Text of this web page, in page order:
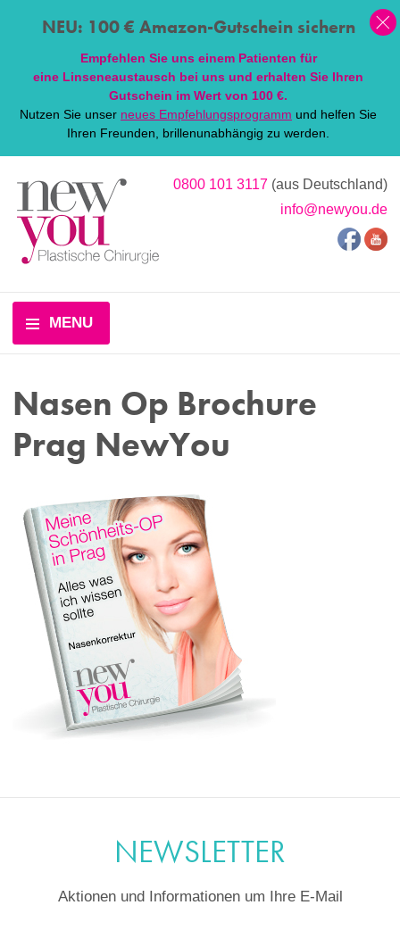
NEU: 100 € Amazon-Gutschein sichern
Empfehlen Sie uns einem Patienten für
eine Linseneaustausch bei uns und erhalten Sie Ihren
Gutschein im Wert von 100 €.
Nutzen Sie unser neues Empfehlungsprogramm und helfen Sie
Ihren Freunden, brillenunabhängig zu werden.
0800 101 3117 (aus Deutschland)
info@newyou.de
MENU
Nasen Op Brochure
Prag NewYou
NEWSLETTER
Aktionen und Informationen um Ihre E-Mail